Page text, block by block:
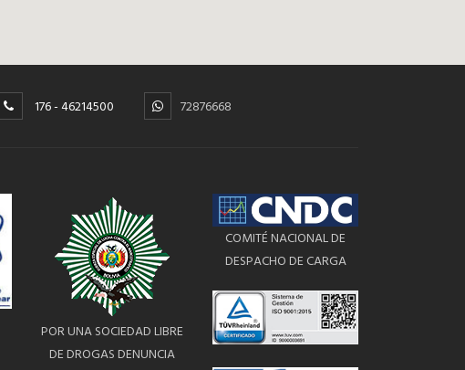
176 - 46214500 72876668
POR UNA SOCIEDAD LIBRE
DE DROGAS DENUNCIA
COMITÉ NACIONAL DE
DESPACHO DE CARGA